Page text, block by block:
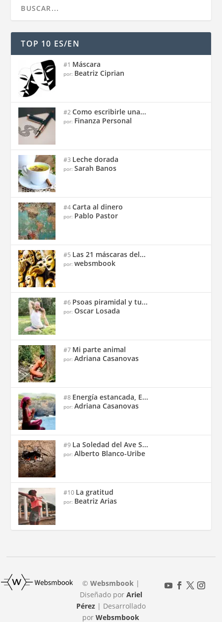
TOP 10 ES/EN
#1 Máscara
por: Beatriz Ciprian
#2Como escribirle una...
por: Finanza Personal
#3 Leche dorada
por:Sarah Banos
#4Carta al dinero
por: Pablo Pastor
#5 Las 21 máscaras del...
por:websmbook
#6 Psoas piramidal y tu...
por:Oscar Losada
#7 Mi parte animal
por:Adriana Casanovas
#8 Energía estancada, E...
por:Adriana Casanovas
#9 La Soledad del Ave S...
por:Alberto Blanco-Uribe
#10 La gratitud
por: Beatriz Arias
© Websmbook |
Diseñado por Ariel
Pérez| Desarrollado
porWebsmbook